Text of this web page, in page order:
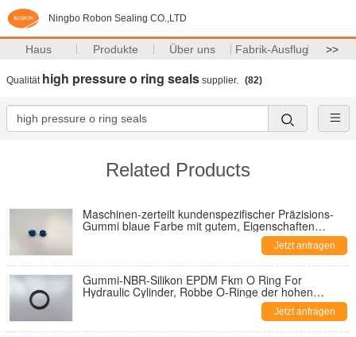
Ningbo Robon Sealing CO.,LTD
Haus Produkte Über uns Fabrik-Ausflug >>
Qualität high pressure o ring seals supplier. (82)
Related Products
Maschinen-zerteilt kundenspezifischer Präzisions-
Gummi blaue Farbe mit gutem, Eigenschaften
Jetzt anfragen
Gummi-NBR-Silikon EPDM Fkm O Ring For
Hydraulic Cylinder, Robbe O-Ringe der hohen
Jetzt anfragen